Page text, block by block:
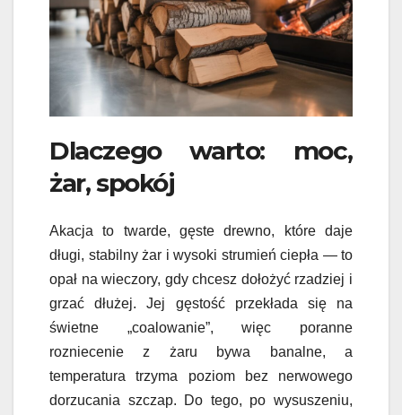
Dlaczego warto: moc,
żar, spokój
Akacja to twarde, gęste drewno, które daje
długi, stabilny żar i wysoki strumień ciepła — to
opał na wieczory, gdy chcesz dołożyć rzadziej i
grzać dłużej. Jej gęstość przekłada się na
świetne „coalowanie”, więc poranne
rozniecenie z żaru bywa banalne, a
temperatura trzyma poziom bez nerwowego
dorzucania szczap. Do tego, po wysuszeniu,